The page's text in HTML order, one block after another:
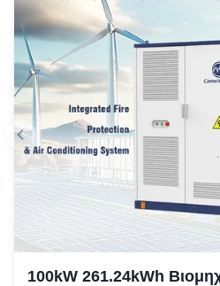
100kW 261.24kWh